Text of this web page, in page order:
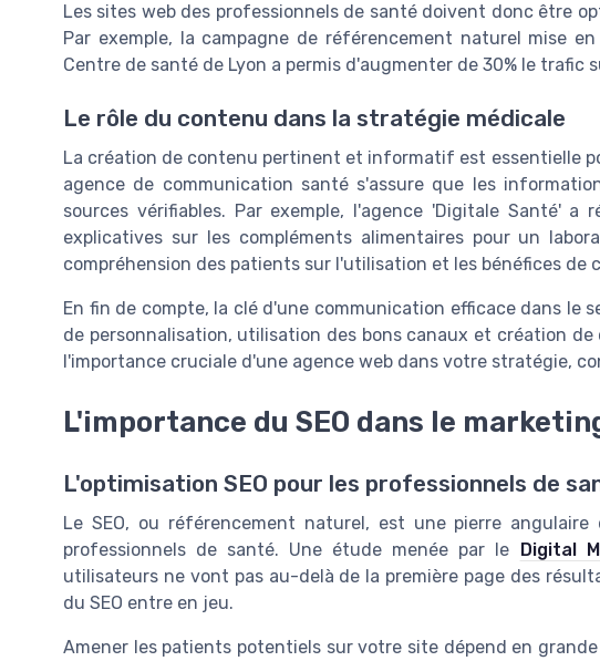
Les sites web des professionnels de santé doivent donc être
Par exemple, la campagne de référencement naturel mise
Centre de santé de Lyon a permis d'augmenter de 30% le trafic
Le rôle du contenu dans la stratégie médicale
La création de contenu pertinent et informatif est essentielle
agence de communication santé s'assure que les
sources vérifiables. Par exemple, l'agence 'Digitale Santé' a
explicatives sur les compléments alimentaires pour un
compréhension des patients sur l'utilisation et les bénéfices de
En fin de compte, la clé d'une communication efficace dans le
de personnalisation, utilisation des bons canaux et création
l'importance cruciale d'une agence web dans votre stratégie,
L'importance du SEO dans le
L'optimisation SEO pour les professionnels de
Le SEO, ou référencement naturel, est une pierre angulaire
professionnels de santé. Une étude menée par le Digital
utilisateurs ne vont pas au-delà de la première page des
du SEO entre en jeu.
Amener les patients potentiels sur votre site dépend en